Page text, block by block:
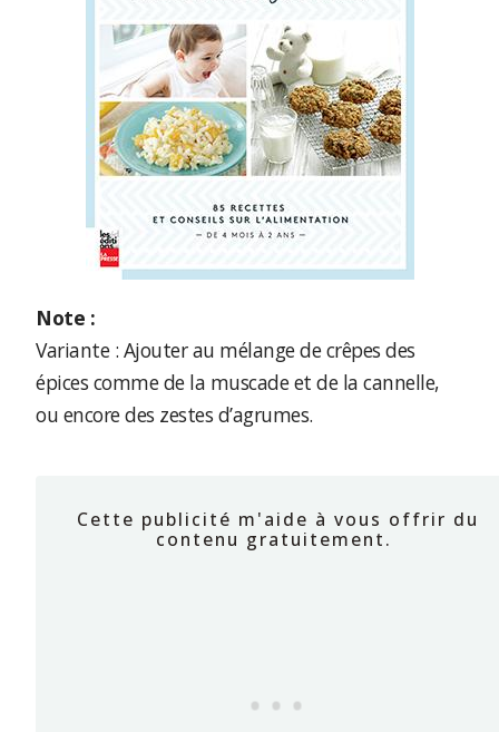
Note :
Variante : Ajouter au mélange de crêpes des
épices comme de la muscade et de la cannelle,
ou encore des zestes d’agrumes.